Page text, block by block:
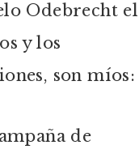
Odebrecht el
y los
son míos:
de